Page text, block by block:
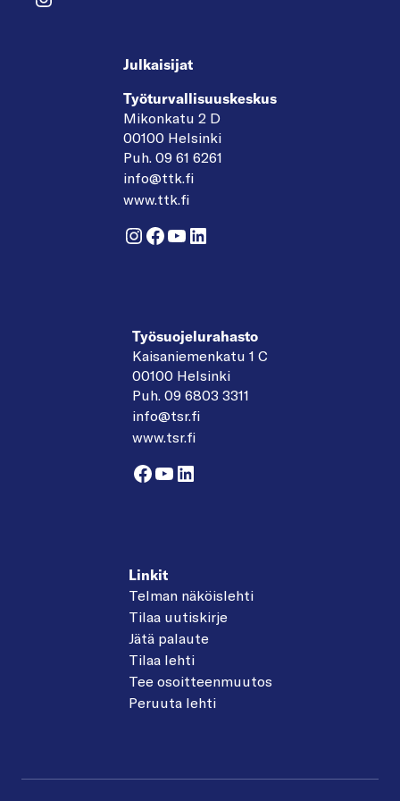
Julkaisijat
Työturvallisuuskeskus
Mikonkatu 2 D
00100 Helsinki
Puh. 09 61 6261
info@ttk.fi
www.ttk.fi
Instagram
Facebook
YouTube
LinkedIn
Työsuojelurahasto
Kaisaniemenkatu 1 C
00100 Helsinki
Puh. 09 6803 3311
info@tsr.fi
www.tsr.fi
Facebook
YouTube
LinkedIn
Linkit
Telman näköislehti
Tilaa uutiskirje
Jätä palaute
Tilaa lehti
Tee osoitteenmuutos
Peruuta lehti